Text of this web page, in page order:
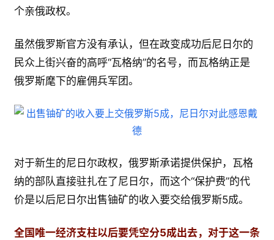
个亲俄政权。
虽然俄罗斯官方没有承认，但在政变成功后尼日尔的
民众上街兴奋的高呼“瓦格纳”的名号，而瓦格纳正是
俄罗斯麾下的雇佣兵军团。
对于新生的尼日尔政权，俄罗斯承诺提供保护，瓦格
纳的部队直接驻扎在了尼日尔，而这个“保护费”的代
价是以后尼日尔出售铀矿的收入要交给俄罗斯5成。
全国唯一经济支柱以后要凭空分5成出去，对于这一条